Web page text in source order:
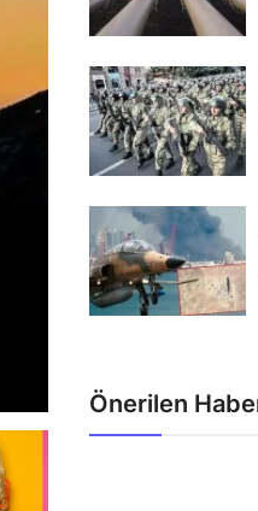
Önerilen